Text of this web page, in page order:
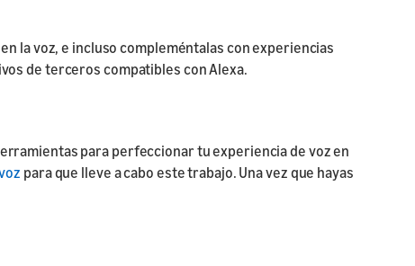
la voz, e incluso compleméntalas con experiencias
de terceros compatibles con Alexa.
para perfeccionar tu experiencia de voz en
para que lleve a cabo este trabajo. Una vez que hayas